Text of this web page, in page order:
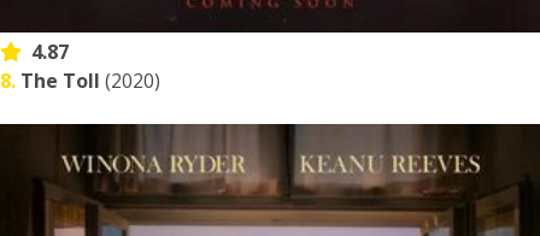
4.87
8. The Toll (2020)